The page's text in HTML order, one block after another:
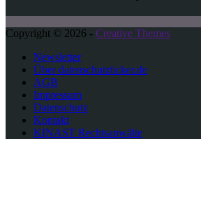
Copyright © 2026 - Creative Themes
Newsletter
Über datenschutzticker.de
AGB
Impressum
Datenschutz
Kontakt
KINAST Rechtsanwälte